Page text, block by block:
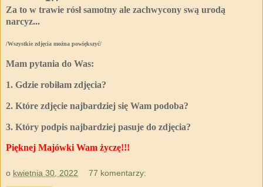
Za to w trawie rósł samotny ale zachwycony swą urodą
narcyz...
/Wszystkie zdjęcia można powiększyć/
Mam pytania do Was:
1. Gdzie robiłam zdjęcia?
2. Które zdjęcie najbardziej się Wam podoba?
3. Który podpis najbardziej pasuje do zdjęcia?
Pięknej Majówki Wam życzę!!!
o kwietnia 30, 2022 77 komentarzy: